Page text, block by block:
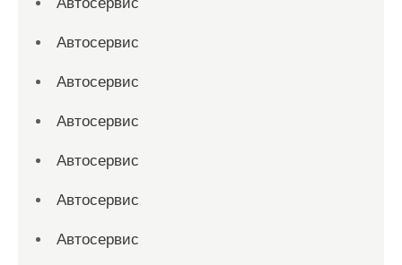
Автосервис
Автосервис
Автосервис
Автосервис
Автосервис
Автосервис